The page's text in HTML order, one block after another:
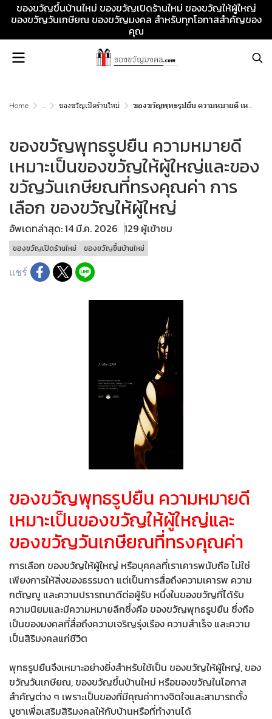
ของขวัญขึ้นบ้านใหม่ ของขวัญเปิดร้านใหม่ ของขวัญให้ผู้ใหญ่
ของขวัญวันเกษียณ ของขวัญมงคล สำหรับทุกโอกาสสำคัญของ
คุณ
Home ... ของขวัญเปิดร้านใหม่ ของขวัญพุทธรูปยืน ความหมายดี เหมาะเป็นของขวัญให้ผู้ใหญ่และของขวัญวันเกษียณที่ทรงคุณค่า การเลือก ของขวัญให้ผู้ใหญ่
ของขวัญพุทธรูปยืน ความหมายดี
เหมาะเป็นของขวัญให้ผู้ใหญ่และของ
ขวัญวันเกษียณที่ทรงคุณค่า การ
เลือก ของขวัญให้ผู้ใหญ่
อัพเดทล่าสุด: 14 มี.ค. 2026 129 ผู้เข้าชม
ของขวัญเปิดร้านใหม่ ของขวัญขึ้นบ้านใหม่
แชร์
ของขวัญพุทธรูปยืน ความหมายดี
เหมาะเป็นของขวัญให้ผู้ใหญ่และ
ของขวัญวันเกษียณที่ทรงคุณค่า
การเลือก ของขวัญให้ผู้ใหญ่ หรือบุคคลที่เราเคารพนับถือ ไม่ใช่
เพียงการให้สิ่งของธรรมดา แต่เป็นการสื่อถึงความเคารพ ความ
กตัญญู และความปรารถนาดีต่อผู้รับ หนึ่งในของขวัญที่ได้รับ
ความนิยมและมีความหมายลึกซึ้งคือ ของขวัญพุทธรูปยืน ซึ่งถือ
เป็นของมงคลที่สื่อถึงความเจริญรุ่งเรือง ความสำเร็จ และความ
เป็นสิริมงคลแก่ชีวิต
พุทธรูปยืนจึงเหมาะอย่างยิ่งสำหรับใช้เป็น ของขวัญให้ผู้ใหญ่, ของ
ขวัญวันเกษียณ, ของขวัญขึ้นบ้านใหม่ หรือของขวัญในโอกาส
สำคัญต่าง ๆ เพราะเป็นของที่มีคุณค่าทางจิตใจและสามารถตั้ง
บูชาเพื่อเสริมสิริมงคลให้กับบ้านหรือที่ทำงานได้